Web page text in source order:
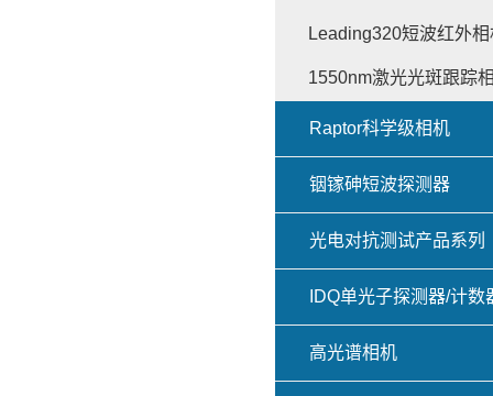
Leading320短波红外相
1550nm激光光斑跟踪
Raptor科学级相机
铟镓砷短波探测器
光电对抗测试产品系列
IDQ单光子探测器/计数
高光谱相机